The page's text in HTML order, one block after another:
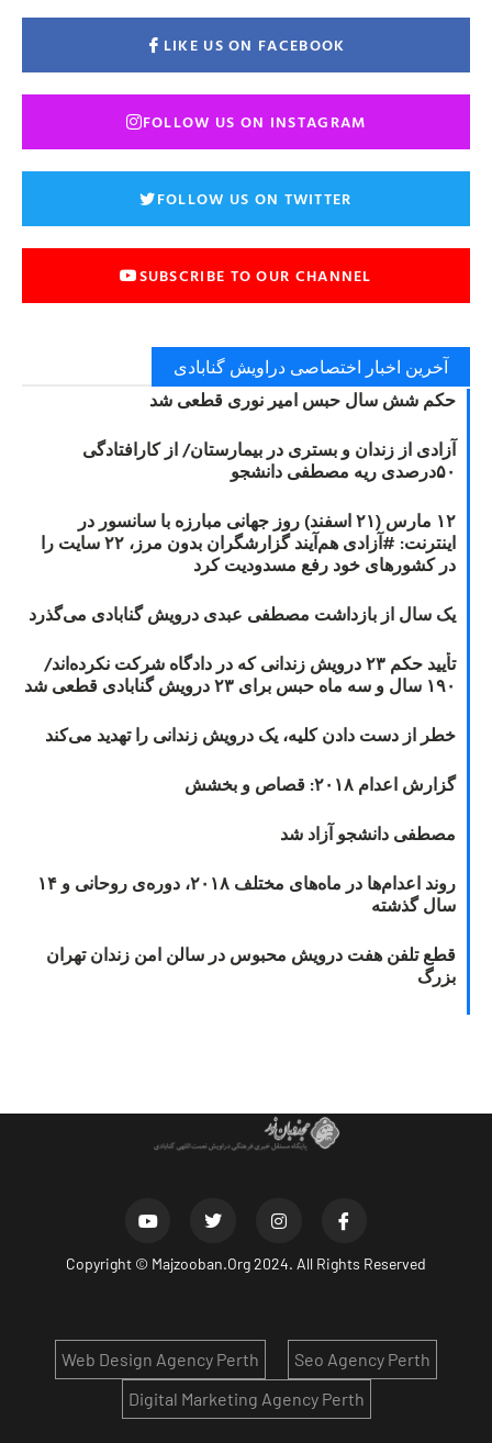
LIKE US ON FACEBOOK
FOLLOW US ON INSTAGRAM
FOLLOW US ON TWITTER
SUBSCRIBE TO OUR CHANNEL
آخرین اخبار اختصاصی دراویش گنابادی
حکم شش سال حبس امیر نوری قطعی شد
آزادی از زندان و بستری در بیمارستان/ از کارافتادگی
۵۰درصدی ریه مصطفی دانشجو
۱۲ مارس (۲۱ اسفند) روز جهانی مبارزه با سانسور در
اینترنت: #آزادی هم‌آیند گزارشگران‌ بدون مرز، ۲۲ سایت را
در کشورهای خود رفع مسدودیت کرد
یک سال از بازداشت مصطفی عبدی درویش گنابادی می‌گذرد
تأیید حکم ۲۳ درویش زندانی که در دادگاه شرکت نکرده‌اند/
۱۹۰ سال و سه ماه حبس برای ۲۳ درویش گنابادی قطعی شد
خطر از دست دادن کلیه، یک درویش زندانی را تهدید می‌کند
گزارش اعدام ۲۰۱۸: قصاص و بخشش
مصطفی دانشجو آزاد شد
روند اعدام‌ها در ماه‌های مختلف ۲۰۱۸، دوره‌ی روحانی و ۱۴
سال گذشته
قطع تلفن هفت درویش محبوس در سالن امن زندان تهران
بزرگ
Copyright © Majzooban.Org2024. All Rights Reserved
Seo Agency Perth
Web Design Agency Perth
Digital Marketing Agency Perth